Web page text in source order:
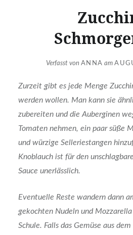
Verfasst vonANNA am
Zurzeit gibt es jede Menge
werden wollen. Man kann sie
zubereiten und die Auberginen
Tomaten nehmen, ein paar süße
und würzige Selleriestangen
Knoblauch ist für den
Sauce unerlässlich.
Eventuelle Reste wandern dann
gekochten Nudeln und
Schule. Falls das Gemüse aus